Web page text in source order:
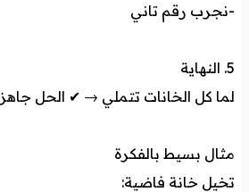
-نجرب رقم تاني
5. النهاية
لما كل الخانات تتملي → ✔ الحل جاهز
مثال بسيط بالفكرة
تخيل خانة فاضية: